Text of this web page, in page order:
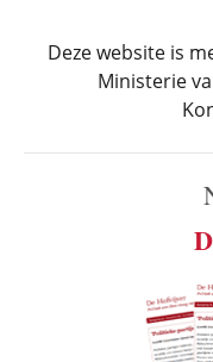
Deze website is
Ministerie